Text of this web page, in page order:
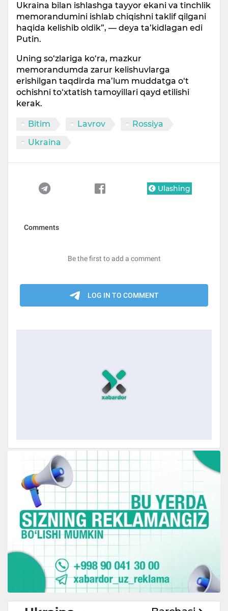
Ukraina bilan ishlashga tayyor ekani va tinchlik
memorandumini ishlab chiqishni taklif qilgani
haqida kelishib oldik”, — deya ta’kidlagan edi
Putin.
Uning so‘zlariga ko‘ra, mazkur
memorandumda zarur kelishuvlarga
erishilgan taqdirda ma’lum muddatga o‘t
ochishni to‘xtatish tamoyillari qayd etilishi
kerak.
Bitim Lavrov
Rossiya
Ukraina
Ulashing